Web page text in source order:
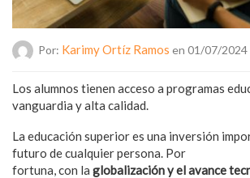
Por: Karimy Ortíz Ramos en 01/07/2024
Los alumnos tienen acceso a programas
vanguardia y alta calidad.
La educación superior es una inversión
futuro de cualquier persona. Por
fortuna, con la globalización y el avance